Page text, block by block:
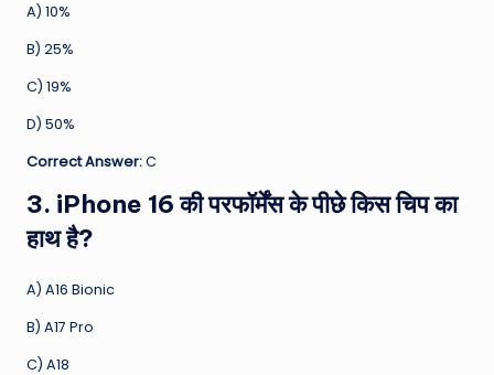
A) 10%
B) 25%
C) 19%
D) 50%
Correct Answer:C
3. iPhone 16 की परफॉर्मेंस के पीछे किस चिप का
हाथ है?
A) A16 Bionic
B) A17 Pro
C) A18